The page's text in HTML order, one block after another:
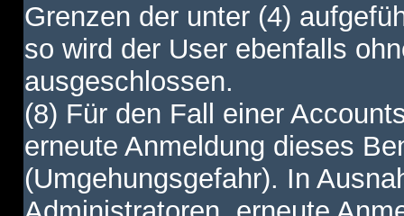
Grenzen der unter (4)
so wird der User ebenfalls
ausgeschlossen.
(8) Für den Fall einer
erneute Anmeldung dieses
(Umgehungsgefahr). In